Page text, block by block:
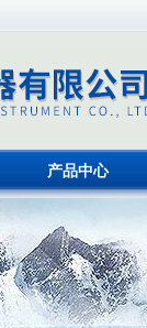
产品中心